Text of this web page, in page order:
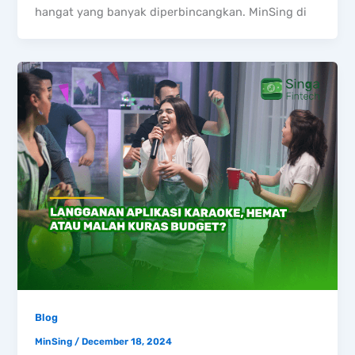
hangat yang banyak diperbincangkan. MinSing di
Blog
MinSing/December 18, 2024